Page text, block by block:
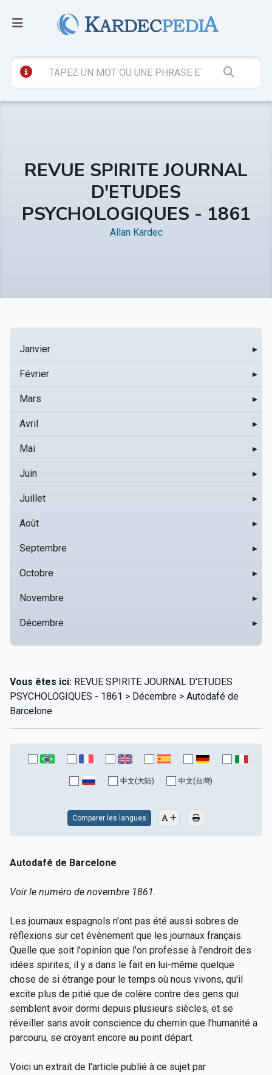
REVUE SPIRITE JOURNAL
D'ETUDES
PSYCHOLOGIQUES - 1861
Allan Kardec
Janvier ▸
Février ▸
Mars ▸
Avril ▸
Mai ▸
Juin ▸
Juillet ▸
Août ▸
Septembre ▸
Octobre ▸
Novembre ▸
Décembre ▸
Vous êtes ici: REVUE SPIRITE JOURNAL D'ETUDES
PSYCHOLOGIQUES - 1861 > Décembre > Autodafé de
Barcelone
中文(大陆) 中文(台灣)
Comparer les langues
Autodafé de Barcelone
Voir le numéro de novembre 1861.
Les journaux espagnols n'ont pas été aussi sobres de
réflexions sur cet évènement que les journaux français.
Quelle que soit l'opinion que l'on professe à l'endroit des
idées spirites, il y a dans le fait en lui-même quelque
chose de si étrange pour le temps où nous vivons, qu'il
excite plus de pitié que de colère contre des gens qui
semblent avoir dormi depuis plusieurs siècles, et se
réveiller sans avoir conscience du chemin que l'humanité a
parcouru, se croyant encore au point départ.
Voici un extrait de l'article publié à ce sujet par